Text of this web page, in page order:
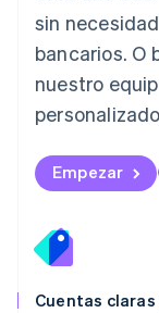
sin
bancarios. O
nuestro
Empezar
Cuentas
Lituania
English
Luxemburgo
Français
English 简体中文
English
México
Noruega
English
English